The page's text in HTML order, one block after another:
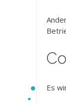
Es